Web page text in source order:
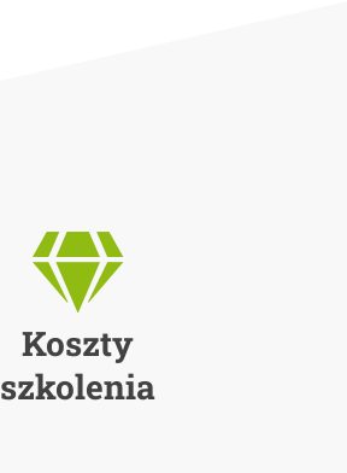
Koszty
szkolenia